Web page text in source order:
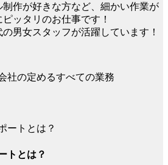
制作が好きな方など、細かい作業が
ッタリのお仕事です！
の男女スタッフが活躍しています！
社の定めるすべての業務
トとは？